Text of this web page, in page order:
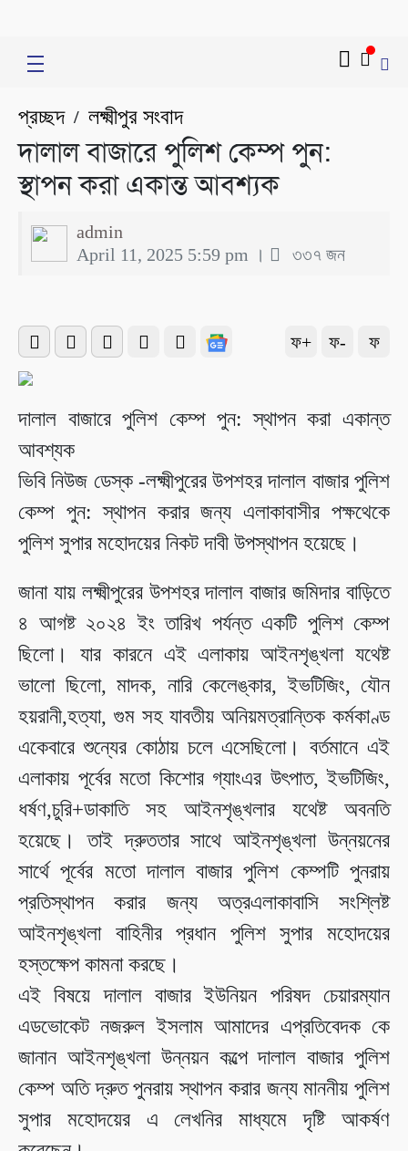
প্রচ্ছদ/ লক্ষ্মীপুর সংবাদ
দালাল বাজারে পুলিশ কেম্প পুন:
স্থাপন করা একান্ত আবশ্যক
admin
April 11, 2025 5:59 pm ।
৩৩৭ জন
ফ+ ফ- ফ
দালাল বাজারে পুলিশ কেম্প পুন: স্থাপন করা একান্ত
আবশ্যক
ভিবি নিউজ ডেস্ক -লক্ষ্মীপুরের উপশহর দালাল বাজার পুলিশ
কেম্প পুন: স্থাপন করার জন্য এলাকাবাসীর পক্ষথেকে
পুলিশ সুপার মহোদয়ের নিকট দাবী উপস্থাপন হয়েছে।
জানা যায় লক্ষ্মীপুরের উপশহর দালাল বাজার জমিদার বাড়িতে
৪ আগষ্ট ২০২৪ ইং তারিখ পর্যন্ত একটি পুলিশ কেম্প
ছিলো। যার কারনে এই এলাকায় আইনশৃঙ্খলা যথেষ্ট
ভালো ছিলো, মাদক, নারি কেলেঙ্কার, ইভটিজিং, যৌন
হয়রানী,হত্যা, গুম সহ যাবতীয় অনিয়মত্রান্তিক কর্মকাণ্ড
একেবারে শুন্যের কোঠায় চলে এসেছিলো। বর্তমানে এই
এলাকায় পূর্বের মতো কিশোর গ্যাংএর উৎপাত, ইভটিজিং,
ধর্ষণ,চুরি+ডাকাতি সহ আইনশৃঙ্খলার যথেষ্ট অবনতি
হয়েছে। তাই দ্রুততার সাথে আইনশৃঙ্খলা উন্নয়নের
সার্থে পূর্বের মতো দালাল বাজার পুলিশ কেম্পটি পুনরায়
প্রতিস্থাপন করার জন্য অত্রএলাকাবাসি সংশ্লিষ্ট
আইনশৃঙ্খলা বাহিনীর প্রধান পুলিশ সুপার মহোদয়ের
হস্তক্ষেপ কামনা করছে।
এই বিষয়ে দালাল বাজার ইউনিয়ন পরিষদ চেয়ারম্যান
এডভোকেট নজরুল ইসলাম আমাদের এপ্রতিবেদক কে
জানান আইনশৃঙ্খলা উন্নয়ন কল্পে দালাল বাজার পুলিশ
কেম্প অতি দ্রুত পুনরায় স্থাপন করার জন্য মাননীয় পুলিশ
সুপার মহোদয়ের এ লেখনির মাধ্যমে দৃষ্টি আকর্ষণ